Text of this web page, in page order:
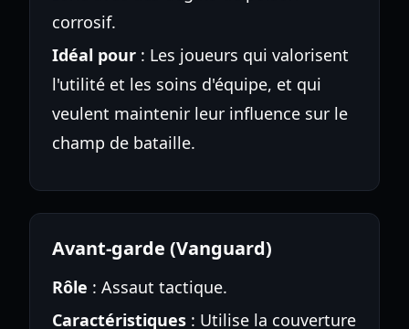
corrosif.
Idéal pour : Les joueurs qui valorisent
l'utilité et les soins d'équipe, et qui
veulent maintenir leur influence sur le
champ de bataille.
Avant-garde (Vanguard)
Rôle : Assaut tactique.
Caractéristiques : Utilise la couverture